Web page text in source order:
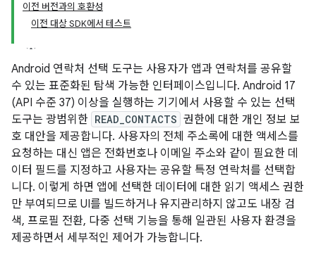
이전 버전과의 호환성
이전 대상 SDK에서 테스트
Android 연락처 선택 도구는 사용자가 앱과 연락처를 공유할
수 있는 표준화된 탐색 가능한 인터페이스입니다. Android 17
(API 수준 37) 이상을 실행하는 기기에서 사용할 수 있는 선택
도구는 광범위한 READ_CONTACTS 권한에 대한 개인 정보 보
호 대안을 제공합니다. 사용자의 전체 주소록에 대한 액세스를
요청하는 대신 앱은 전화번호나 이메일 주소와 같이 필요한 데
이터 필드를 지정하고 사용자는 공유할 특정 연락처를 선택합
니다. 이렇게 하면 앱에 선택한 데이터에 대한 읽기 액세스 권한
만 부여되므로 UI를 빌드하거나 유지관리하지 않고도 내장 검
색, 프로필 전환, 다중 선택 기능을 통해 일관된 사용자 환경을
제공하면서 세부적인 제어가 가능합니다.